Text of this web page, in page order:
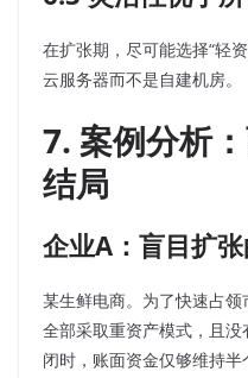
在扩张期，尽可能选择“轻
云服务器而不是自建机房。
7. 案例分析
结局
企业A：盲目扩
某生鲜电商。为了快速占领
全部采取重资产模式，且
闭时，账面资金仅够维持半